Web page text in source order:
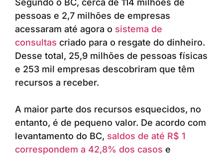
pessoas e 2,7 milhões de empresas
acessaram até agora o sistema de
consultas criado para o resgate do dinheiro.
Desse total, 25,9 milhões de pessoas físicas
e 253 mil empresas descobriram que têm
recursos a receber.
A maior parte dos recursos esquecidos, no
entanto, é de pequeno valor. De acordo com
levantamento do BC, saldos de até R$ 1
correspondem a 42,8% dos casos e